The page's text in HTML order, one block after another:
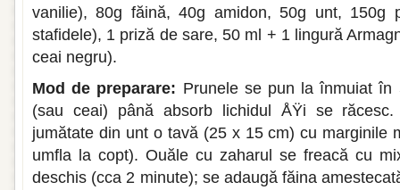
vanilie), 80g făină, 40g amidon, 50g unt, 150g
stafidele), 1 priză de sare, 50 ml + 1 lin­gură
ceai negru).
Mod de preparare: Prunele se pun la înmu­iat în
(sau ceai) până absorb lichidul ÅŸi se
jumătate din unt o tavă (25 x 15 cm) cu marginile
umfla la copt). Ouăle cu zaharul se freacă cu
deschis (cca 2 minute); se adaugă făina